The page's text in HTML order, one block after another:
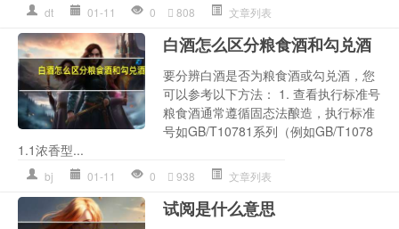
dt 01-11 0 808 文章列表
白酒怎么区分粮食酒和勾兑酒
要分辨白酒是否为粮食酒或勾兑酒，您
可以参考以下方法： 1. 查看执行标准号
粮食酒通常遵循固态法酿造，执行标准
号如GB/T10781系列（例如GB/T1078
1.1浓香型...
bj 01-11 0 938 文章列表
试阅是什么意思